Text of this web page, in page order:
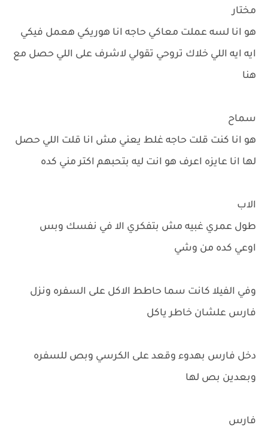
مختار
هو انا لسه عملت معاكي حاجه انا هوريكي هعمل فيكي
ايه ايه اللي خلاك تروحي تقولي لاشرف على اللي حصل مع
هنا
سماح
هو انا كنت قلت حاجه غلط يعني مش انا قلت اللي حصل
لها انا عايزه اعرف هو انت ليه بتحبهم اكتر مني كده
الاب
طول عمري غبيه مش بتفكري الا في نفسك وبس
اوعي كده من وشي
وفي الفيلا كانت سما حاطط الاكل على السفره ونزل
فارس علشان خاطر ياكل
دخل فارس بهدوء وقعد على الكرسي وبص للسفره
وبعدين بص لها
فارس